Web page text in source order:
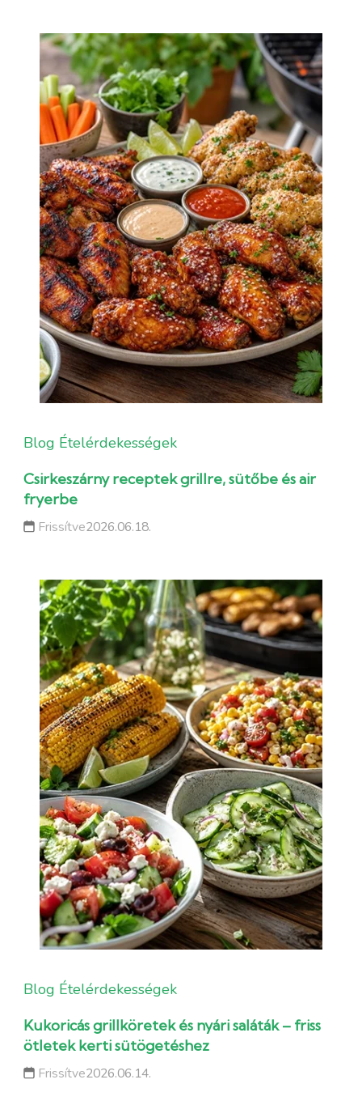
Blog Ételérdekességek
Csirkeszárny receptek grillre, sütőbe és air
fryerbe
Frissítve2026.06.18.
Blog Ételérdekességek
Kukoricás grillköretek és nyári saláták – friss
ötletek kerti sütögetéshez
Frissítve2026.06.14.